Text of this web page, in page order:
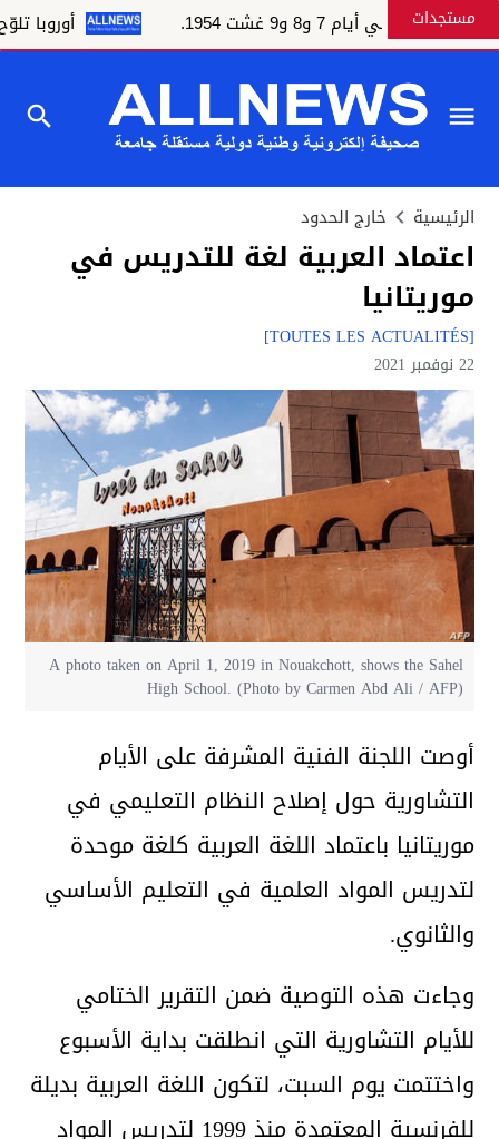
مستجدات
أيام 7 و8 و9 غشت 1954. أوروبا تلوّح
الرئيسية خارج الحدود
اعتماد العربية لغة للتدريس في
موريتانيا
[TOUTES LES ACTUALITÉS]
22 نوفمبر 2021
A photo taken on April 1, 2019 in Nouakchott, shows the Sahel
High School. (Photo by Carmen Abd Ali / AFP)
أوصت اللجنة الفنية المشرفة على الأيام
التشاورية حول إصلاح النظام التعليمي في
موريتانيا باعتماد اللغة العربية كلغة موحدة
لتدريس المواد العلمية في التعليم الأساسي
والثانوي.
وجاءت هذه التوصية ضمن التقرير الختامي
للأيام التشاورية التي انطلقت بداية الأسبوع
واختتمت يوم السبت، لتكون اللغة العربية بديلة
للفرنسية المعتمدة منذ 1999 لتدريس المواد